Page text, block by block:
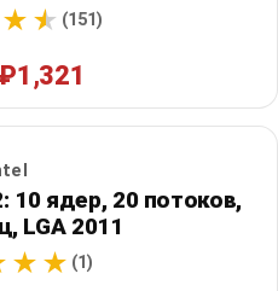
(151)
₽1,321
10 ядер, 20 потоков,
LGA 2011
(1)